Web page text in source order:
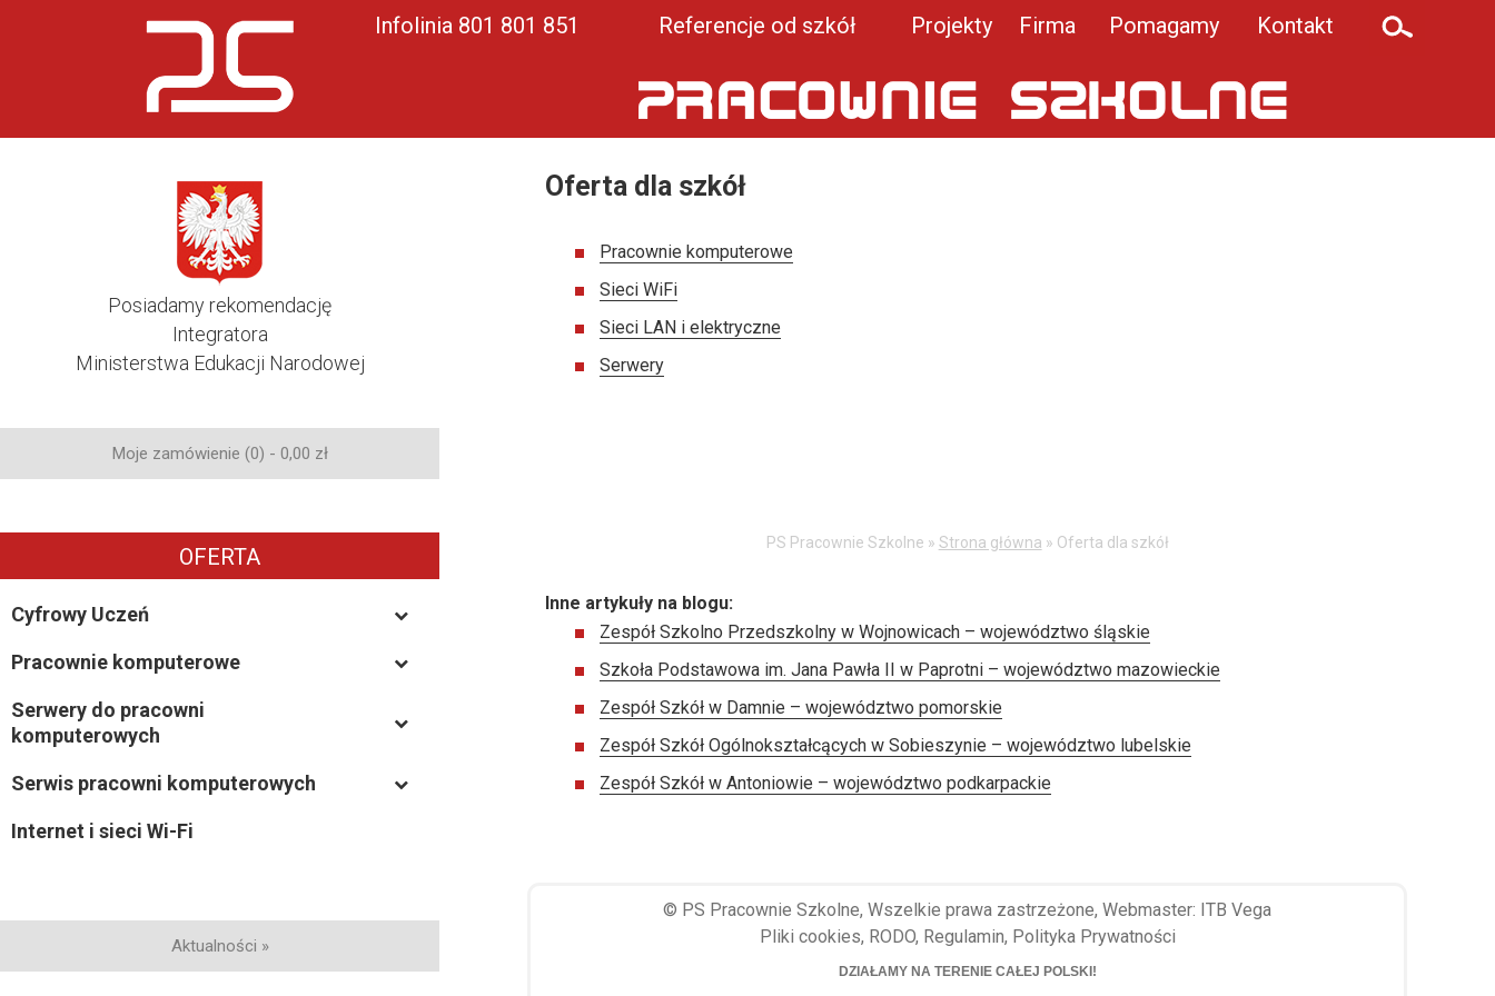
Infolinia 801 801 851 Referencje od szkół Projekty Firma Pomagamy Kontakt
Posiadamy rekomendację
Integratora
Ministerstwa Edukacji Narodowej
Moje zamówienie (0) - 0,00 zł
OFERTA
Cyfrowy Uczeń
Pracownie komputerowe
–
Serwery do pracowni
komputerowych
–
Serwis pracowni komputerowych
–
Internet i sieci Wi-Fi
Aktualności »
Oferta dla szkół
Pracownie komputerowe
Sieci WiFi
Sieci LAN i elektryczne
Serwery
PS Pracownie Szkolne » Strona główna » Oferta dla szkół
Inne artykuły na blogu:
Zespół Szkolno Przedszkolny w Wojnowicach – województwo śląskie
Szkoła Podstawowa im. Jana Pawła II w Paprotni – województwo mazowieckie
Zespół Szkół w Damnie – województwo pomorskie
Zespół Szkół Ogólnokształcących w Sobieszynie – województwo lubelskie
Zespół Szkół w Antoniowie – województwo podkarpackie
© PS Pracownie Szkolne, Wszelkie prawa zastrzeżone, Webmaster: ITB Vega
Pliki cookies, RODO, Regulamin, Polityka Prywatności
DZIAŁAMY NA TERENIE CAŁEJ POLSKI!